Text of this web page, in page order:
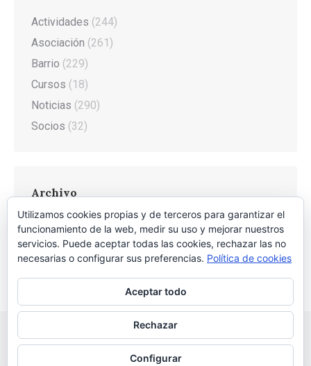
Actividades (244)
Asociación (261)
Barrio (229)
Cursos (18)
Noticias (290)
Socios (32)
Archivo
Archivo
Utilizamos cookies propias y de terceros para garantizar el
funcionamiento de la web, medir su uso y mejorar nuestros
servicios. Puede aceptar todas las cookies, rechazar las no
necesarias o configurar sus preferencias. Política de cookies
Aceptar todo
Rechazar
Configurar